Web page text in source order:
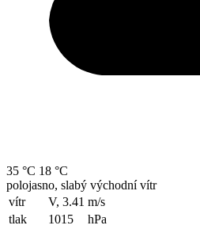
35 °C 18 °C
polojasno, slabý východní vítr
vítr
V, 3.41 m/s
tlak
1015
hPa